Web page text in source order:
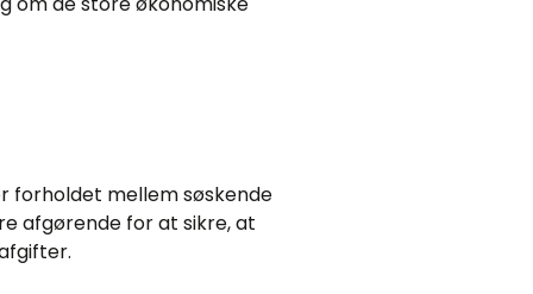
forholdet mellem søskende
afgørende for at sikre, at